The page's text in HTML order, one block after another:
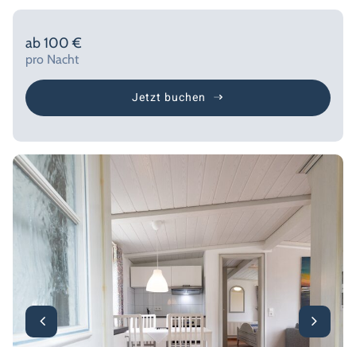
ab 100 €
pro Nacht
Jetzt buchen